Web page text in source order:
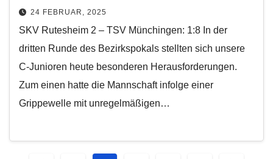
24 FEBRUAR, 2025
SKV Rutesheim 2 – TSV Münchingen: 1:8 In der
dritten Runde des Bezirkspokals stellten sich unsere
C-Junioren heute besonderen Herausforderungen.
Zum einen hatte die Mannschaft infolge einer
Grippewelle mit unregelmäßigen…